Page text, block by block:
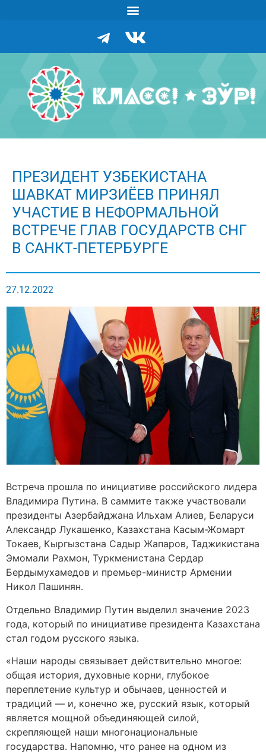
ПРЕЗИДЕНТ УЗБЕКИСТАНА
ШАВКАТ МИРЗИЁЕВ ПРИНЯЛ
УЧАСТИЕ В НЕФОРМАЛЬНОЙ
ВСТРЕЧЕ ГЛАВ ГОСУДАРСТВ СНГ
В САНКТ-ПЕТЕРБУРГЕ
27.12.2022
Встреча прошла по инициативе российского лидера
Владимира Путина. В саммите также участвовали
президенты Азербайджана Ильхам Алиев, Беларуси
Александр Лукашенко, Казахстана Касым-Жомарт
Токаев, Кыргызстана Садыр Жапаров, Таджикистана
Эмомали Рахмон, Туркменистана Сердар
Бердымухамедов и премьер-министр Армении
Никол Пашинян.
Отдельно Владимир Путин выделил значение 2023
года, который по инициативе президента Казахстана
стал годом русского языка.
«Наши народы связывает действительно многое:
общая история, духовные корни, глубокое
переплетение культур и обычаев, ценностей и
традиций — и, конечно же, русский язык, который
является мощной объединяющей силой,
скрепляющей наши многонациональные
государства. Напомню, что ранее на одном из